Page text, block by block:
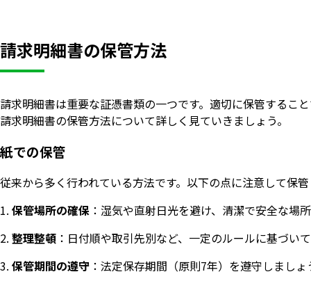
請求明細書の保管方法
請求明細書は重要な証憑書類の一つです。適切に保管するこ
請求明細書の保管方法について詳しく見ていきましょう。
紙での保管
従来から多く行われている方法です。以下の点に注意して保
保管場所の確保 ：湿気や直射日光を避け、清潔で安全な場
整理整頓 ：日付順や取引先別など、一定のルールに基づい
保管期間の遵守 ：法定保存期間（原則7年）を遵守しましょ